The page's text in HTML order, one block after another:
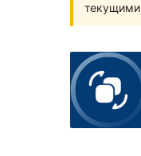
текущими